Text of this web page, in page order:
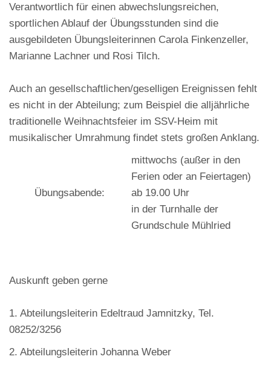
Verantwortlich für einen abwechslungsreichen,
sportlichen Ablauf der Übungsstunden sind die
ausgebildeten Übungsleiterinnen Carola Finkenzeller,
Marianne Lachner und Rosi Tilch.
Auch an gesellschaftlichen/geselligen Ereignissen fehlt
es nicht in der Abteilung; zum Beispiel die alljährliche
traditionelle Weihnachtsfeier im SSV-Heim mit
musikalischer Umrahmung findet stets großen Anklang.
Übungsabende:
mittwochs (außer in den
Ferien oder an Feiertagen)
ab 19.00 Uhr
in der Turnhalle der
Grundschule Mühlried
Auskunft geben gerne
1. Abteilungsleiterin Edeltraud Jamnitzky, Tel.
08252/3256
2. Abteilungsleiterin Johanna Weber